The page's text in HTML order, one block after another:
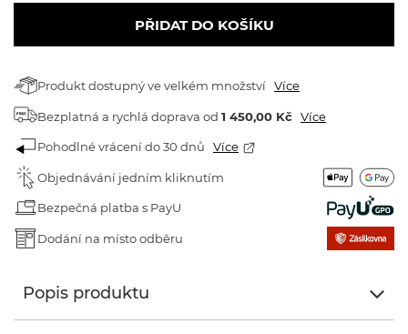
PŘIDAT DO KOŠÍKU
Produkt dostupný ve velkém množství Více
Bezplatná a rychlá doprava od 1 450,00 Kč Více
Pohodlné vrácení do 30 dnů Více
Objednávání jedním kliknutím
Bezpečná platba s PayU
Dodání na místo odběru
Popis produktu